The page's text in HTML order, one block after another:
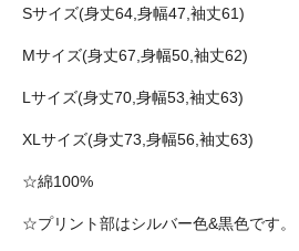
Sサイズ(身丈64,身幅47,袖丈61)
Mサイズ(身丈67,身幅50,袖丈62)
Lサイズ(身丈70,身幅53,袖丈63)
XLサイズ(身丈73,身幅56,袖丈63)
☆綿100%
☆プリント部はシルバー色&黒色です。